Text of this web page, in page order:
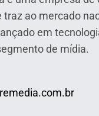
traz ao mercado
em
de mídia.